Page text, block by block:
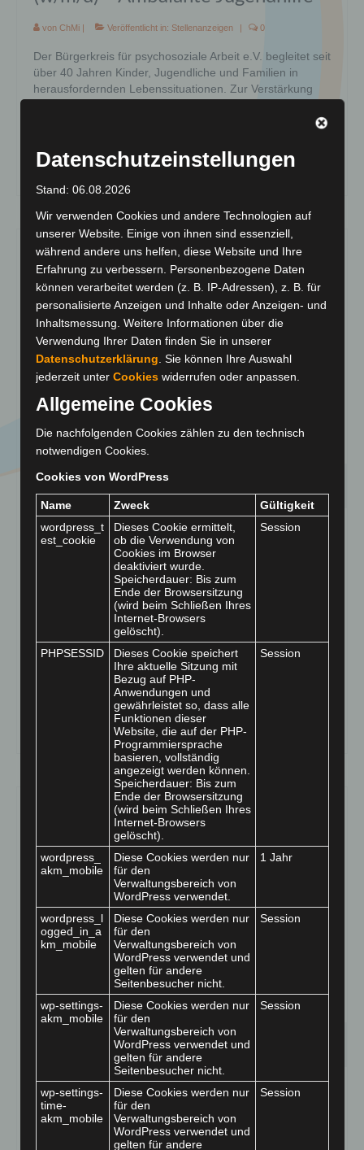
von ChMi | Veröffentlicht in: Stellenanzeigen | 0
Der Bürgerkreis für psychosoziale Arbeit e.V. begleitet seit
über 40 Jahren Kinder, Jugendliche und Familien in
herausfordernden Lebenssituationen. Zur Verstärkung
Aufgaben Das bringen …Weiter
JULI 2026
Sozialarbeiter /
Sozialpädagoge / Erzieher
(w/m/d)
Veröffentlicht in:Stellenanzeigen
Schulbegleitung nach § 35a SGB VIII Der Bürgerkreis für
psychosoziale Arbeit e.V. begleitet seit über 40 Jahren
Kinder, Jugendliche und Familien in herausfordernden
Lebenssituationen. Zur Verstärkung unseres Teams
suchen wir engagierte Sozialarbeiterinnen,
Sozialpädagoginnen oder staatlich anerkannte
Erzieher*innen für die Schulbegleitung …Weiter
Sozialarbeiter /
Sozialpädagoge (w/m/d) –
Jugendberufshilfe | 50 % |
Theodor-Frey-Schule Eberbach
Datenschutzeinstellungen
Stand: 06.08.2026
Wir verwenden Cookies und andere Technologien auf
unserer Website. Einige von ihnen sind essenziell,
während andere uns helfen, diese Website und Ihre
Erfahrung zu verbessern. Personenbezogene Daten
können verarbeitet werden (z. B. IP-Adressen), z. B. für
personalisierte Anzeigen und Inhalte oder Anzeigen- und
Inhaltsmessung. Weitere Informationen über die
Verwendung Ihrer Daten finden Sie in unserer
Datenschutzerklärung . Sie können Ihre Auswahl
jederzeit unter Cookieswiderrufen oder anpassen.
Allgemeine Cookies
Die nachfolgenden Cookies zählen zu den technisch
notwendigen Cookies.
Cookies von WordPress
Name Zweck
Gültigkeit
wordpress_t
est_cookie
Dieses Cookie ermittelt,
ob die Verwendung von
Cookies im Browser
deaktiviert wurde.
Speicherdauer: Bis zum
Ende der Browsersitzung
(wird beim Schließen Ihres
Internet-Browsers
gelöscht).
Session
PHPSESSID
Dieses Cookie speichert
Ihre aktuelle Sitzung mit
Bezug auf PHP-
Anwendungen und
gewährleistet so, dass alle
Funktionen dieser
Website, die auf der PHP-
Programmiersprache
basieren, vollständig
angezeigt werden können.
Speicherdauer: Bis zum
Ende der Browsersitzung
(wird beim Schließen Ihres
Internet-Browsers
gelöscht).
Session
wordpress_
akm_mobile
Diese Cookies werden nur
für den
Verwaltungsbereich von
WordPress verwendet.
1 Jahr
wordpress_l
ogged_in_a
km_mobile
Diese Cookies werden nur
für den
Verwaltungsbereich von
WordPress verwendet und
gelten für andere
Seitenbesucher nicht.
Session
wp-settings-
akm_mobile
Diese Cookies werden nur
für den
Verwaltungsbereich von
WordPress verwendet und
gelten für andere
Seitenbesucher nicht.
Session
wp-settings-
time-
akm_mobile
Diese Cookies werden nur
für den
Verwaltungsbereich von
WordPress verwendet und
gelten für andere
Session